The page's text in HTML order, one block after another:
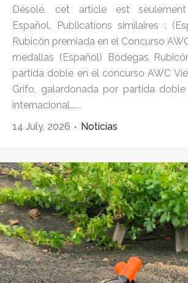
Désolé, cet article est
Español. Publications similaires :
Rubicón premiada en el Concurso
medallas (Español) Bodegas
partida doble en el concurso AWC
Grifo, galardonada por partida
internacional......
14 July, 2026
Noticias